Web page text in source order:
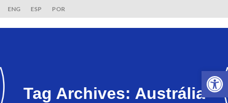
ENG ESP POR
Tag Archives: Austrália